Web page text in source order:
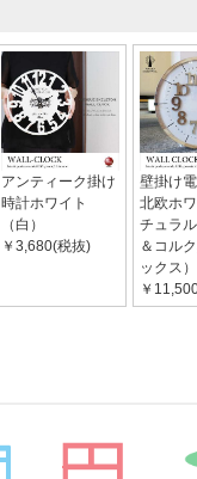
アンティーク掛け
時計ホワイト
（白）
￥3,680(税抜)
壁掛け
北欧ホ
チュラ
＆コル
ックス）
￥